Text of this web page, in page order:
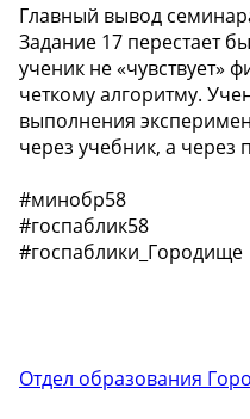
Главный вывод
Задание 17 перестает
ученик не «чувствует»
четкому алгоритму.
выполнения
через учебник, а через
#минобр58
#госпаблик58
#госпаблики_Городище
Отдел образования